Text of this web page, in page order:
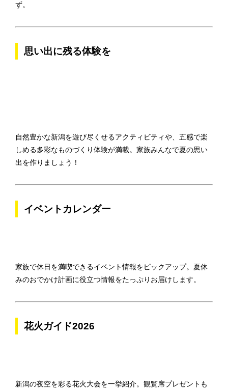
ず。
思い出に残る体験を
自然豊かな新潟を遊び尽くせるアクティビティや、五感で楽
しめる多彩なものづくり体験が満載。家族みんなで夏の思い
出を作りましょう！
イベントカレンダー
家族で休日を満喫できるイベント情報をピックアップ。夏休
みのおでかけ計画に役立つ情報をたっぷりお届けします。
花火ガイド2026
新潟の夜空を彩る花火大会を一挙紹介。観覧席プレゼントも